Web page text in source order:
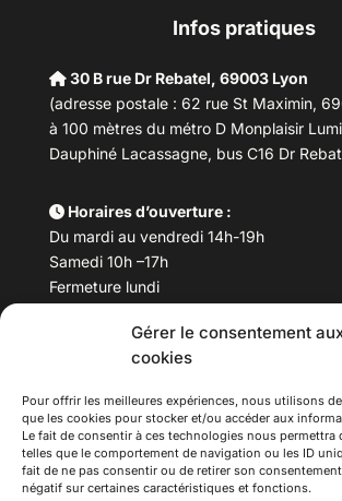
Gérer le consentement
cookies
Pour offrir les meilleures expériences, nous utilisons
que les cookies pour stocker et/ou accéder aux
Le fait de consentir à ces technologies nous permettra
telles que le comportement de navigation ou les ID
fait de ne pas consentir ou de retirer son
négatif sur certaines caractéristiques et fonctions.
Infos pratiques
30 B rue Dr Rebatel, 69003 Lyon
(adresse postale : 62 rue St Maximin,
à 100 mètres du métro D Monplaisir
Dauphiné Lacassagne, bus C16 Dr
Horaires d’ouverture :
Du mardi au vendredi 14h-19h
Samedi 10h –17h
Fermeture lundi
Téléphone : 04 78 53 06 40